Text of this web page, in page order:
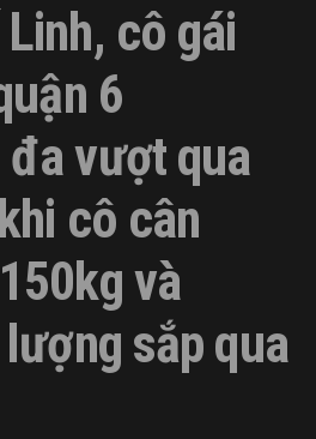
cô gái
6
đa vượt qua
cô cân
và
sắp qua